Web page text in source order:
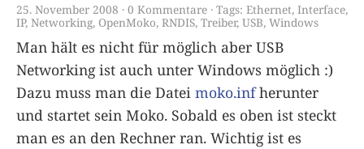
25. November 2008 0 Kommentare Tags: Ethernet, Interface,
IP, Networking, OpenMoko, RNDIS, Treiber, USB, Windows
Man hält es nicht für möglich aber USB
Networking ist auch unter Windows möglich :)
Dazu muss man die Datei moko.infherunter
und startet sein Moko. Sobald es oben ist steckt
man es an den Rechner ran. Wichtig ist es